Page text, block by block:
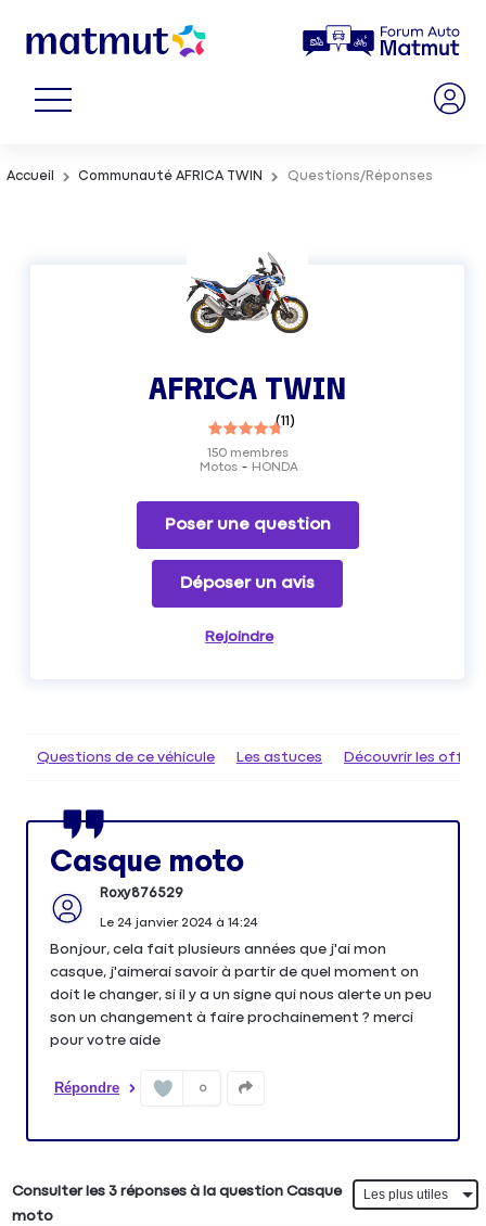
Accueil Communauté AFRICA TWIN Questions/Réponses
AFRICA TWIN
(11)
Motos HONDA
150membres
Poser une question
Déposer un avis
Rejoindre
Questions de ce véhicule Les astuces Découvrir les
Casque moto
Roxy876529
Le 24 janvier 2024à 14:24
Bonjour, cela fait plusieurs années que j'ai mon
casque, j'aimerai savoir à partir de quel moment on
doit le changer, si il y a un signe qui nous alerte un peu
son un changement à faire prochainement ? merci
pour votre aide
Répondre 0
Consulter les 3 réponses à la question Casque
moto